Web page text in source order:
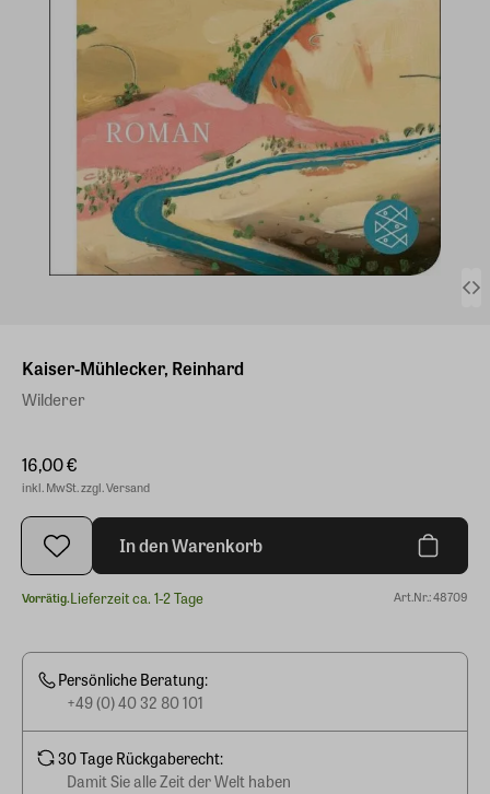
Kaiser-Mühlecker, Reinhard
Wilderer
16,00 €
inkl. MwSt. zzgl. Versand
In den Warenkorb
Vorrätig.Lieferzeit ca. 1-2 Tage Art.Nr.: 48709
Persönliche Beratung:
+49 (0) 40 32 80 101
30 Tage Rückgaberecht:
Damit Sie alle Zeit der Welt haben